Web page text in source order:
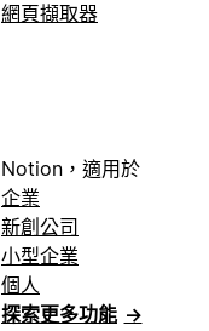
網頁擷取器
Notion，適用於
企業
新創公司
小型企業
個人
探索更多功能 →